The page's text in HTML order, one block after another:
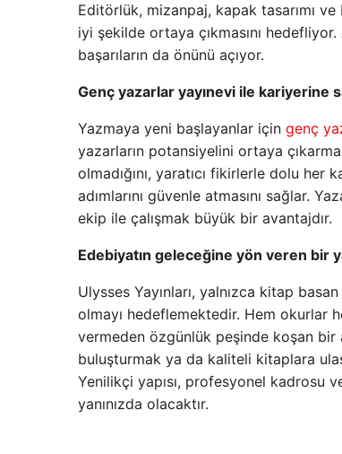
Editörlük, mizanpaj, kapak tasarımı
iyi şekilde ortaya çıkmasını
başarıların da önünü açıyor.
Genç yazarlar yayınevi ile kariyerine
Yazmaya yeni başlayanlar için genç
yazarların potansiyelini ortaya
olmadığını, yaratıcı fikirlerle dolu
adımlarını güvenle atmasını sağlar.
ekip ile çalışmak büyük bir avantajdır.
Edebiyatın geleceğine yön veren bir
Ulysses Yayınları, yalnızca kitap
olmayı hedeflemektedir. Hem okurlar
vermeden özgünlük peşinde koşan bir
buluşturmak ya da kaliteli kitaplara
Yenilikçi yapısı, profesyonel kadrosu
yanınızda olacaktır.